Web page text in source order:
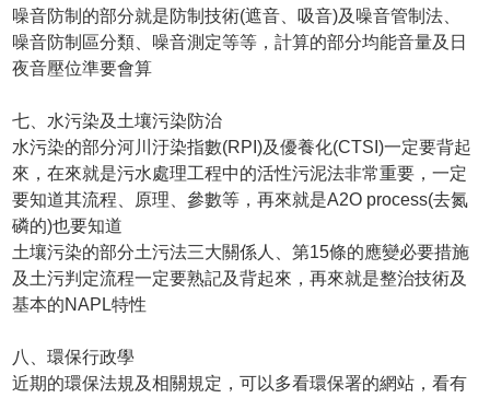
噪音防制的部分就是防制技術(遮音、吸音)及噪音管制法、
噪音防制區分類、噪音測定等等，計算的部分均能音量及日
夜音壓位準要會算
七、水污染及土壤污染防治
水污染的部分河川汙染指數(RPI)及優養化(CTSI)一定要背起
來，在來就是污水處理工程中的活性污泥法非常重要，一定
要知道其流程、原理、參數等，再來就是A2O process(去氮
磷的)也要知道
土壤污染的部分土污法三大關係人、第15條的應變必要措施
及土污判定流程一定要熟記及背起來，再來就是整治技術及
基本的NAPL特性
八、環保行政學
近期的環保法規及相關規定，可以多看環保署的網站，看有